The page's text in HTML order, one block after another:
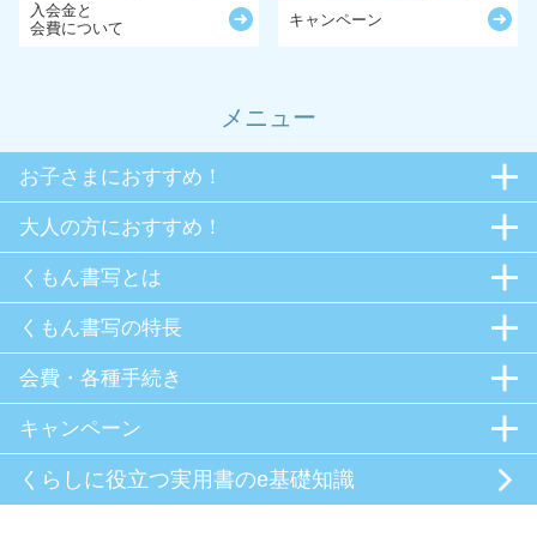
入会金と
会費について
キャンペーン
メニュー
お子さまにおすすめ！
大人の方におすすめ！
くもん書写とは
くもん書写の特長
会費・各種手続き
キャンペーン
くらしに役立つ実用書のe基礎知識